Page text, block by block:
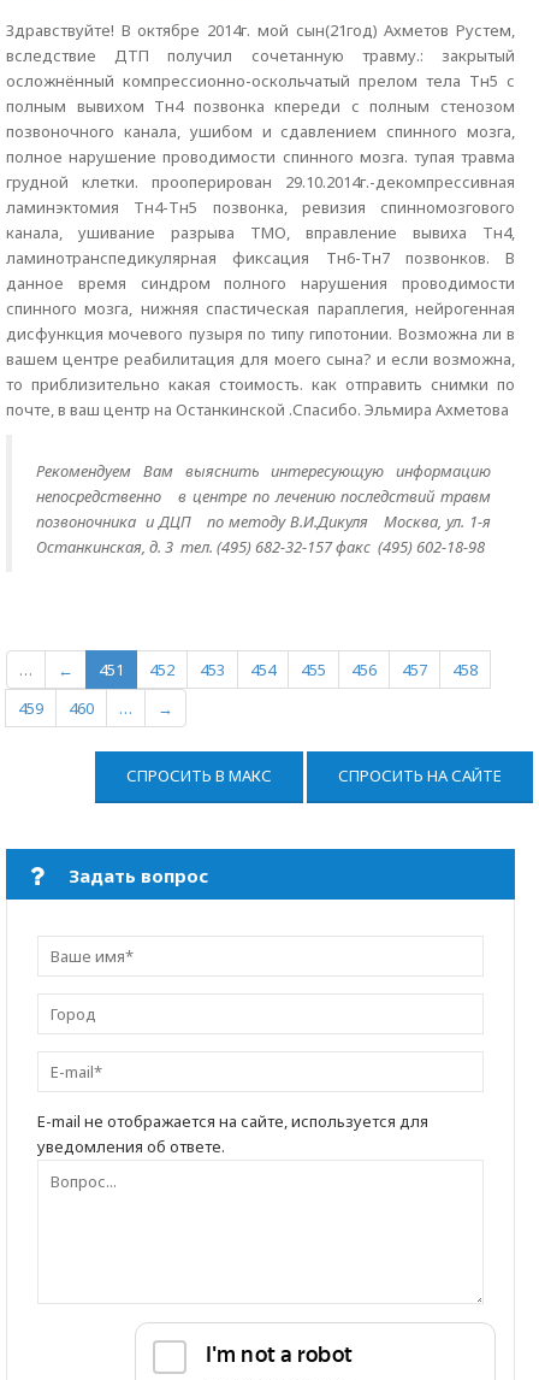
Здравствуйте! В октябре 2014г. мой сын(21год) Ахметов Рустем,
вследствие ДТП получил сочетанную травму.: закрытый
осложнённый компрессионно-оскольчатый прелом тела Тн5 с
полным вывихом Тн4 позвонка кпереди с полным стенозом
позвоночного канала, ушибом и сдавлением спинного мозга,
полное нарушение проводимости спинного мозга. тупая травма
грудной клетки. прооперирован 29.10.2014г.-декомпрессивная
ламинэктомия Тн4-Тн5 позвонка, ревизия спинномозгового
канала, ушивание разрыва ТМО, вправление вывиха Тн4,
ламинотранспедикулярная фиксация Тн6-Тн7 позвонков. В
данное время синдром полного нарушения проводимости
спинного мозга, нижняя спастическая параплегия, нейрогенная
дисфункция мочевого пузыря по типу гипотонии. Возможна ли в
вашем центре реабилитация для моего сына? и если возможна,
то приблизительно какая стоимость. как отправить снимки по
почте, в ваш центр на Останкинской .Спасибо. Эльмира Ахметова
Рекомендуем Вам выяснить интересующую информацию
непосредственно
в центре по лечению последствий травм
позвоночника и ДЦП по методу В.И.Дикуля Москва, ул. 1-я
Останкинская, д. 3 тел. (495) 682-32-157 факс (495) 602-18-98
… ← 451 452 453 454 455 456 457
458
459
460 … →
СПРОСИТЬ В МАКС СПРОСИТЬ НА САЙТЕ
Задать вопрос
E-mail не отображается на сайте, используется для
уведомления об ответе.